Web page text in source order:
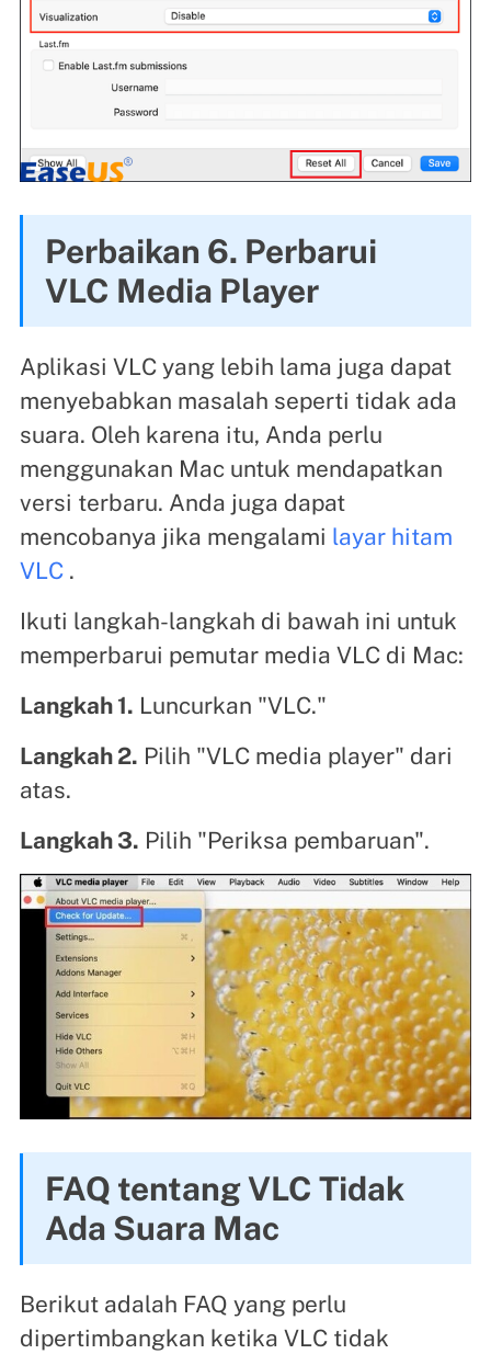
Perbaikan 6. Perbarui
VLC Media Player
Aplikasi VLC yang lebih lama juga dapat
menyebabkan masalah seperti tidak ada
suara. Oleh karena itu, Anda perlu
menggunakan Mac untuk mendapatkan
versi terbaru. Anda juga dapat
mencobanya jika mengalami layar hitam
VLC.
Ikuti langkah-langkah di bawah ini untuk
memperbarui pemutar media VLC di Mac:
Langkah 1. Luncurkan "VLC."
Langkah 2. Pilih "VLC media player" dari
atas.
Langkah 3. Pilih "Periksa pembaruan".
FAQ tentang VLC Tidak
Ada Suara Mac
Berikut adalah FAQ yang perlu
dipertimbangkan ketika VLC tidak